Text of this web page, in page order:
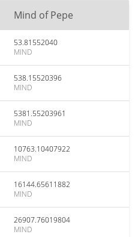
Mind of Pepe
53.81552040
MIND
538.15520396
MIND
5381.55203961
MIND
10763.10407922
MIND
16144.65611882
MIND
26907.76019804
MIND